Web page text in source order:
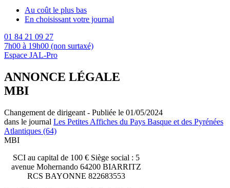
Au coût le plus bas
En choisissant votre journal
01 84 21 09 27
7h00 à 19h00 (non surtaxé)
Espace JAL-Pro
ANNONCE LÉGALE
MBI
Changement de dirigeant - Publiée le 01/05/2024
dans le journal Les Petites Affiches du Pays Basque et des Pyrénées
Atlantiques (64)
MBI
SCI au capital de 100 € Siège social : 5
avenue Mohernando 64200 BIARRITZ
RCS BAYONNE 822683553